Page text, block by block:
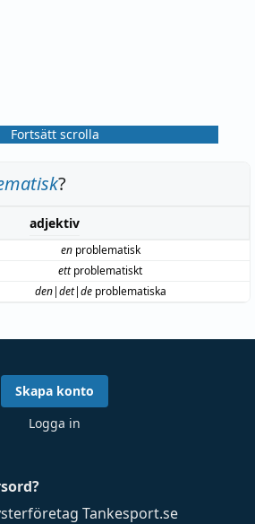
Fortsätt scrolla
?
adjektiv
enproblematisk
ettproblematiskt
den|det|deproblematiska
Tankesport.se
Skapa konto
Logga in